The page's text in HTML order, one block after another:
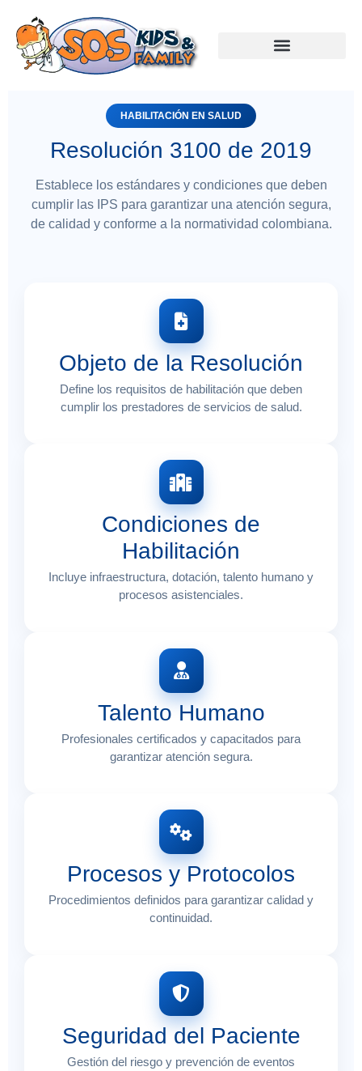
HABILITACIÓN EN SALUD
Resolución 3100 de 2019
Establece los estándares y condiciones que deben
cumplir las IPS para garantizar una atención segura,
de calidad y conforme a la normatividad colombiana.
Objeto de la Resolución
Define los requisitos de habilitación que deben
cumplir los prestadores de servicios de salud.
Condiciones de
Habilitación
Incluye infraestructura, dotación, talento humano y
procesos asistenciales.
Talento Humano
Profesionales certificados y capacitados para
garantizar atención segura.
Procesos y Protocolos
Procedimientos definidos para garantizar calidad y
continuidad.
Seguridad del Paciente
Gestión del riesgo y prevención de eventos